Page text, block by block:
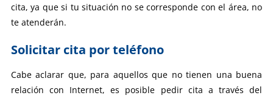
cita, ya que si tu situación no se corresponde con el área, no
te atenderán.
Solicitar cita por teléfono
Cabe aclarar que, para aquellos que no tienen una buena
relación con Internet, es posible pedir cita a través del